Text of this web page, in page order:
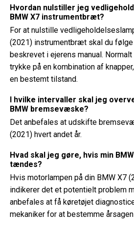
Hvordan nulstiller jeg
BMW X7 instrumentbræt?
For at nulstille
(2021) instrumentbræt skal du
beskrevet i ejerens manual.
trykke på en kombination af
en bestemt tilstand.
I hvilke intervaller skal jeg
BMW bremsevæske?
Det anbefales at udskifte
(2021) hvert andet år.
Hvad skal jeg gøre, hvis min
tændes?
Hvis motorlampen på din BMW X7
indikerer det et potentielt problem
anbefales at få køretøjet
mekaniker for at bestemme